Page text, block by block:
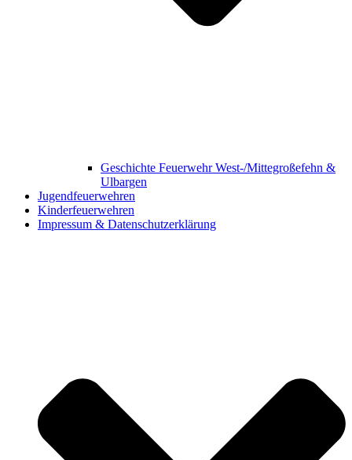
Geschichte Feuerwehr West-/Mittegroßefehn &
Ulbargen
Jugendfeuerwehren
Kinderfeuerwehren
Impressum & Datenschutzerklärung